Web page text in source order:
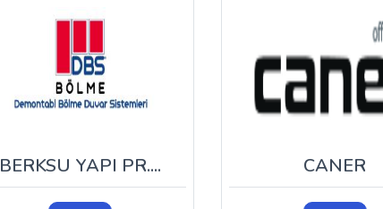
BERKSU YAPI PR.... CANER